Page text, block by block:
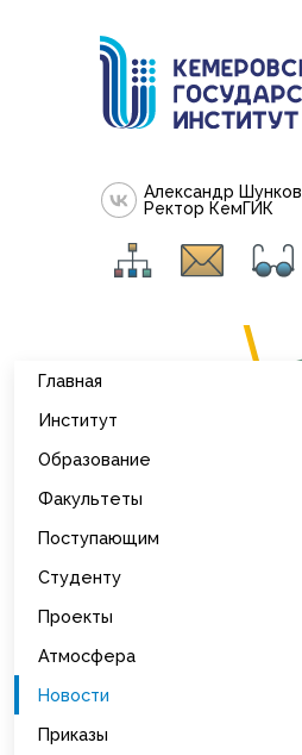
Александр Шунков
Ректор КемГИК
Главная
Институт
Образование
Факультеты
Поступающим
Студенту
Проекты
Атмосфера
Новости
Приказы